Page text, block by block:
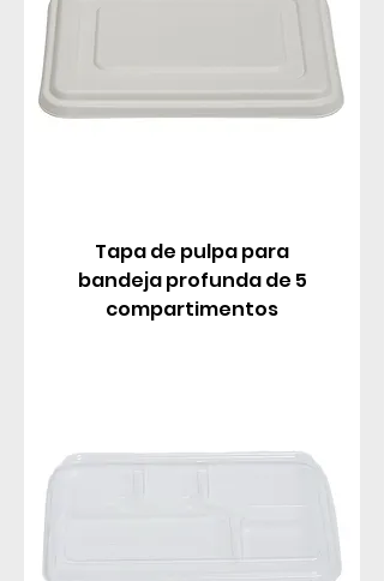
Tapa de pulpa para
bandeja profunda de 5
compartimentos